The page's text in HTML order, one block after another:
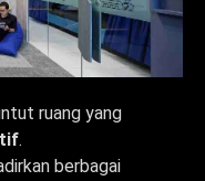
ruang yang
.
berbagai